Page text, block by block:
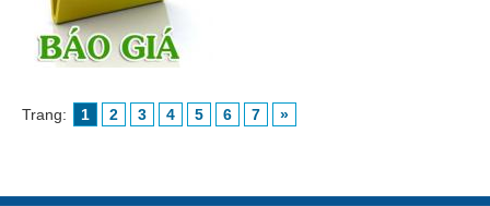
Trang: 1 2 3 4 5 6 7 »